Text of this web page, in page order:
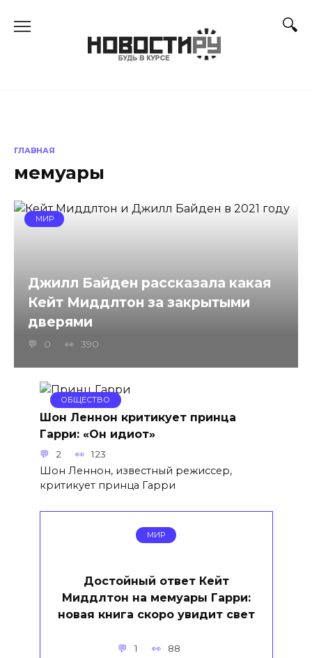
ГЛАВНАЯ
мемуары
МИР
Джилл Байден рассказала какая
Кейт Миддлтон за закрытыми
дверями
0 390
ОБЩЕСТВО
Шон Леннон критикует принца
Гарри: «Он идиот»
2 123
Шон Леннон, известный режиссер,
критикует принца Гарри
МИР
Достойный ответ Кейт
Миддлтон на мемуары Гарри:
новая книга скоро увидит свет
1 88